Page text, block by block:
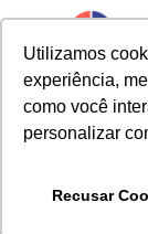
Utilizamos
experiência,
como você
personalizar
Recusar